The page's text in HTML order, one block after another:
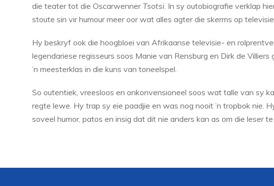
die teater tot die OscarwennerTsotsi . In sy outobiografie verklap
stoute sin vir humour meer oor wat alles agter die skerms op
Hy beskryf ook die hoogbloei van Afrikaanse televisie- en
legendariese regisseurs soos Manie van Rensburg en Dirk de
’n meesterklas in die kuns van toneelspel.
So outentiek, vreesloos en onkonvensioneel soos wat talle van sy
regte lewe. Hy trap sy eie paadjie en was nog nooit ’n tropbok nie.
soveel humor, patos en insig dat dit nie anders kan as om die leser te